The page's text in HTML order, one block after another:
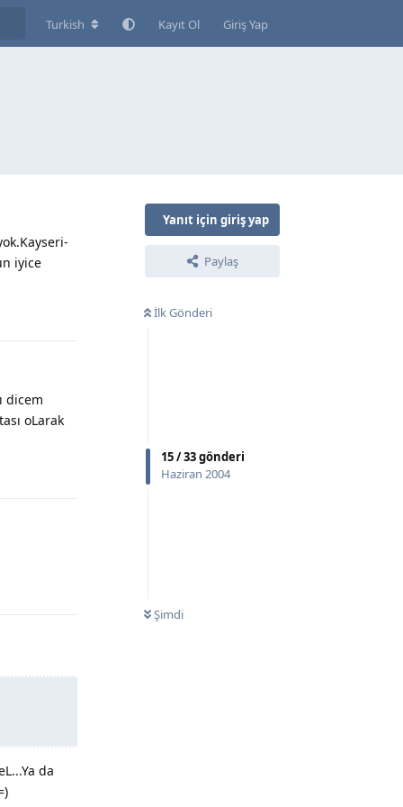
Turkish Kayıt Ol Giriş Yap
Yanıt için giriş yap
Paylaş
İlk Gönderi
15/33gönderi
Haziran 2004
Şimdi
iyice
dicem
oLarak
da